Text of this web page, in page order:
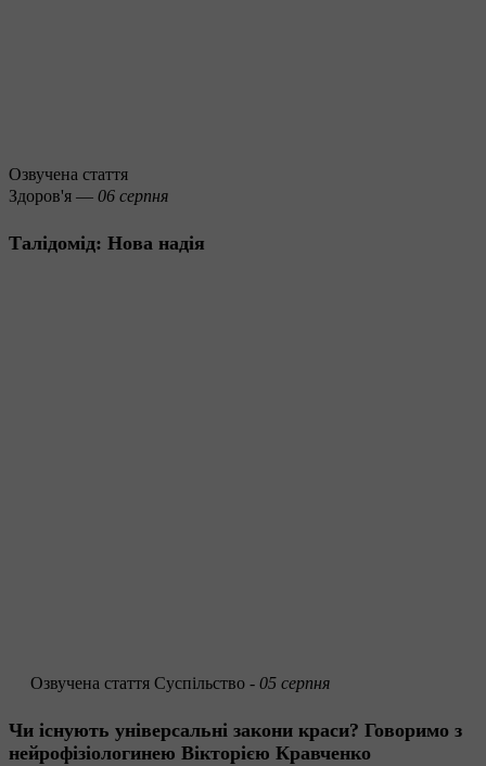
Озвучена стаття
Здоров'я — 06 серпня
Талідомід: Нова надія
Озвучена стаття Суспільство - 05 серпня
Чи існують універсальні закони краси? Говоримо з
нейрофізіологинею Вікторією Кравченко